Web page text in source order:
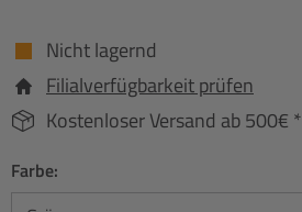
Nicht lagernd
Filialverfügbarkeit prüfen
Kostenloser Versand ab 500€ *
Farbe: